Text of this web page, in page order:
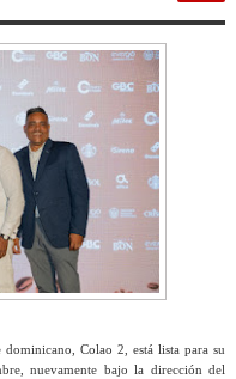
Colao 2, está lista para su
nuevamente bajo la dirección del